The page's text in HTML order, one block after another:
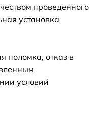
проведенного
установка
поломка, отказ в
условий